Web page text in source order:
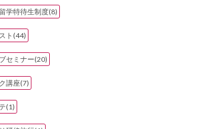
学特待生制度(8)
ト(44)
セミナー(20)
講座(7)
(1)